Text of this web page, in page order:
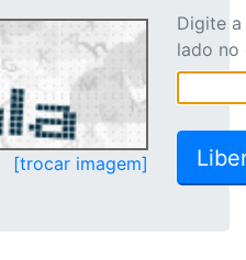
[trocar imagem]
Digite
lado no